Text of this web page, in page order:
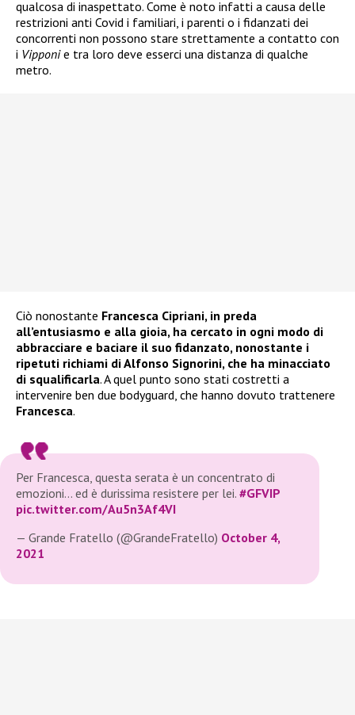
qualcosa di inaspettato. Come è noto infatti a causa delle
restrizioni anti Covid i familiari, i parenti o i fidanzati dei
concorrenti non possono stare strettamente a contatto con
i Vipponie tra loro deve esserci una distanza di qualche
metro.
Ciò nonostante Francesca Cipriani, in preda
all’entusiasmo e alla gioia, ha cercato in ogni modo di
abbracciare e baciare il suo fidanzato, nonostante i
ripetuti richiami di Alfonso Signorini, che ha minacciato
di squalificarla. A quel punto sono stati costretti a
intervenire ben due bodyguard, che hanno dovuto trattenere
Francesca.
Per Francesca, questa serata è un concentrato di
emozioni… ed è durissima resistere per lei. #GFVIP
pic.twitter.com/Au5n3Af4VI
— Grande Fratello (@GrandeFratello) October 4,
2021